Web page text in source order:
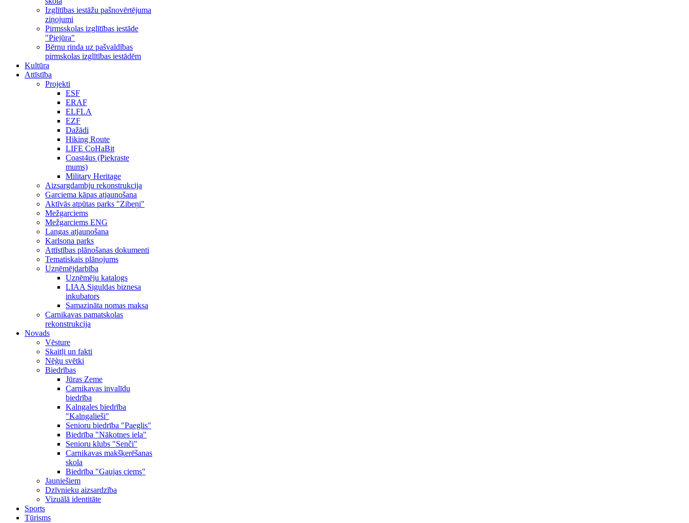
Izglītības iestāžu pašnovērtējuma
ziņojumi
Pirmsskolas izglītības iestāde
"Piejūra"
Bērnu rinda uz pašvaldības
pirmskolas izglītības iestādēm
Kultūra
Attīstība
Projekti
ESF
ERAF
ELFLA
EZF
Dažādi
Hiking Route
LIFE CoHaBit
Coast4us (Piekraste
mums)
Military Heritage
Aizsargdambju rekonstrukcija
Garciema kāpas atjaunošana
Aktīvās atpūtas parks "Zibeņi"
Mežgarciems
Mežgarciems ENG
Langas atjaunošana
Karlsona parks
Attīstības plānošanas dokumenti
Tematiskais plānojums
Uzņēmējdarbība
Uzņēmēju katalogs
LIAA Siguldas biznesa
inkubators
Samazināta nomas maksa
Carnikavas pamatskolas
rekonstrukcija
Novads
Vēsture
Skaitļi un fakti
Nēģu svētki
Biedrības
Jūras Zeme
Carnikavas invalīdu
biedrība
Kalngales biedrība
"Kalngalieši"
Senioru biedrība "Paeglis"
Biedrība "Nākotnes iela"
Senioru klubs "Senči"
Carnikavas makšķerēšanas
skola
Biedrība "Gaujas ciems"
Jauniešiem
Dzīvnieku aizsardzība
Vizuālā identitāte
Sports
Tūrisms